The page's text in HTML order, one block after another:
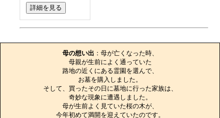
詳細を見る
母の想い出 ：母が亡くなった時、
母親が生前によく通っていた
路地の近くにある霊園を選んで、
お墓を購入しました。
そして、買ったその日に墓地に行った家族は、
奇妙な現象に遭遇しました。
母が生前よく見ていた桜の木が、
今年初めて満開を迎えていたのです。